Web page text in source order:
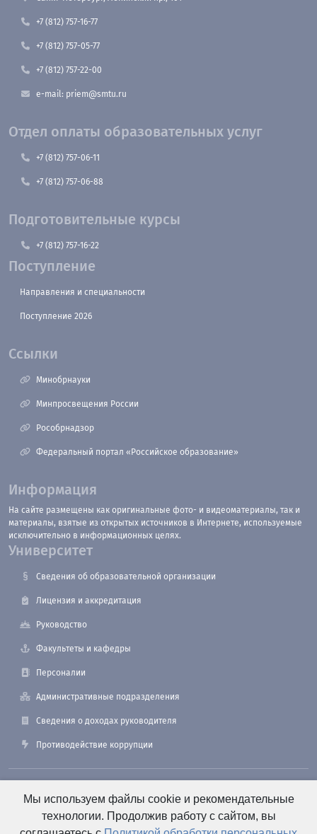
+7 (812) 757-16-77
+7 (812) 757-05-77
+7 (812) 757-22-00
e-mail: priem@smtu.ru
Отдел оплаты образовательных услуг
+7 (812) 757-06-11
+7 (812) 757-06-88
Подготовительные курсы
+7 (812) 757-16-22
Поступление
Направления и специальности
Поступление 2026
Ссылки
Минобрнауки
Минпросвещения России
Рособрнадзор
Федеральный портал «Российское образование»
Информация
На сайте размещены как оригинальные фото- и видеоматериалы, так и
материалы, взятые из открытых источников в Интернете, используемые
исключительно в информационных целях.
Университет
Сведения об образовательной организации
Лицензия и аккредитация
Руководство
Факультеты и кафедры
Персоналии
Административные подразделения
Сведения о доходах руководителя
Противодействие коррупции
190121, Санкт-Петербург, ул. Лоцманская, 3
Мы используем файлы cookie и рекомендательные
технологии. Продолжив работу с сайтом, вы